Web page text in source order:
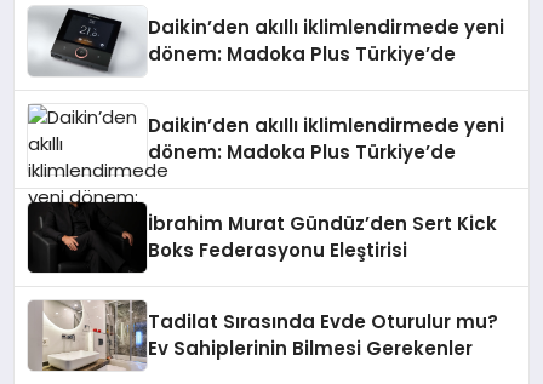
Daikin’den akıllı iklimlendirmede yeni
dönem: Madoka Plus Türkiye’de
Daikin’den akıllı iklimlendirmede yeni
dönem: Madoka Plus Türkiye’de
İbrahim Murat Gündüz’den Sert Kick
Boks Federasyonu Eleştirisi
Tadilat Sırasında Evde Oturulur mu?
Ev Sahiplerinin Bilmesi Gerekenler